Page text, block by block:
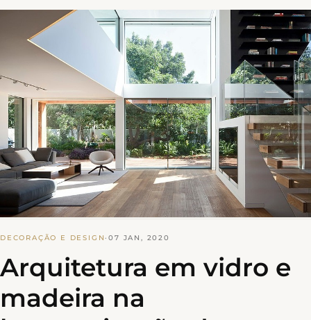
DECORAÇÃO E DESIGN·07 JAN, 2020
Arquitetura em vidro e
madeira na